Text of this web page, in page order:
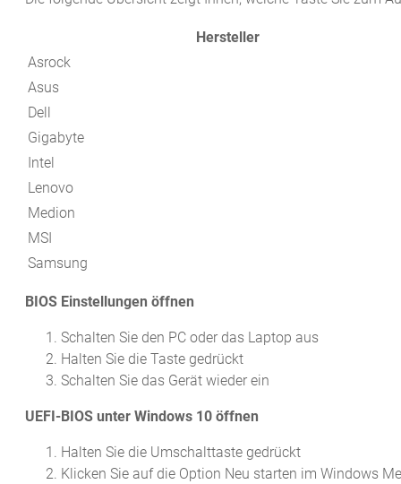
Hersteller
Asrock
Asus
Dell
Gigabyte
Intel
Lenovo
Medion
MSI
Samsung
BIOS Einstellungen öffnen
Schalten Sie den PC oder das Laptop aus
Halten Sie die Taste gedrückt
Schalten Sie das Gerät wieder ein
UEFI-BIOS unter Windows 10 öffnen
Halten Sie die Umschalttaste gedrückt
Klicken Sie auf die Option Neu starten im Windows